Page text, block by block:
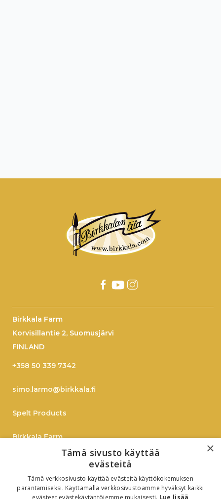
Birkkala Farm
Korvisillantie 2, Suomusjärvi
FINLAND
+358 50 339 7342
simo.larmo@birkkala.fi
Spelt Products
Birkkala Farm
On-Line Shopping
×
Tämä sivusto käyttää
evästeitä
Tämä verkkosivusto käyttää evästeitä käyttökokemuksen
parantamiseksi. Käyttämällä verkkosivustoamme hyväksyt kaikki
evästeet evästekäytäntöjemme mukaisesti. Lue lisää